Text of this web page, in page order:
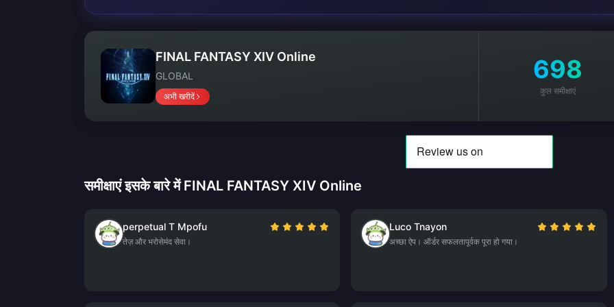
FINAL FANTASY XIV Online
GLOBAL
अभी खरीदें
698
कुल समीक्षाएं
समीक्षाएं इसके बारे में FINAL FANTASY XIV Online
perpetual T Mpofu
तेज़ और भरोसेमंद सेवा।
Luco Tnayon
अच्छा ऐप। ऑर्डर सफलतापूर्वक पूरा हो गया।